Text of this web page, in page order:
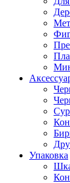
Упаковка